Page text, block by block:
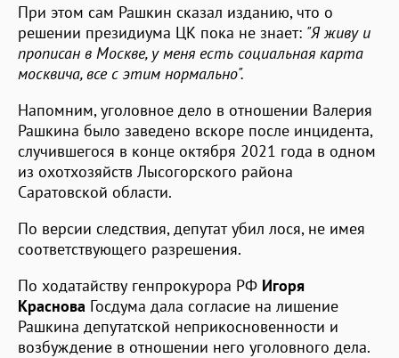
При этом сам Рашкин сказал изданию, что о
решении президиума ЦК пока не знает: "Я живу и
прописан в Москве, у меня есть социальная карта
москвича, все с этим нормально".
Напомним, уголовное дело в отношении Валерия
Рашкина было заведено вскоре после инцидента,
случившегося в конце октября 2021 года в одном
из охотхозяйств Лысогорского района
Саратовской области.
По версии следствия, депутат убил лося, не имея
соответствующего разрешения.
По ходатайству генпрокурора РФ Игоря
Краснова Госдума дала согласие на лишение
Рашкина депутатской неприкосновенности и
возбуждение в отношении него уголовного дела.